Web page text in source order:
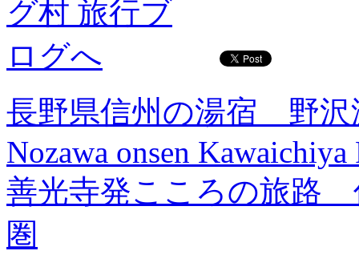
長野県信州の湯宿 野沢
Nozawa onsen Kawaichiya
善光寺発こころの旅路
圏